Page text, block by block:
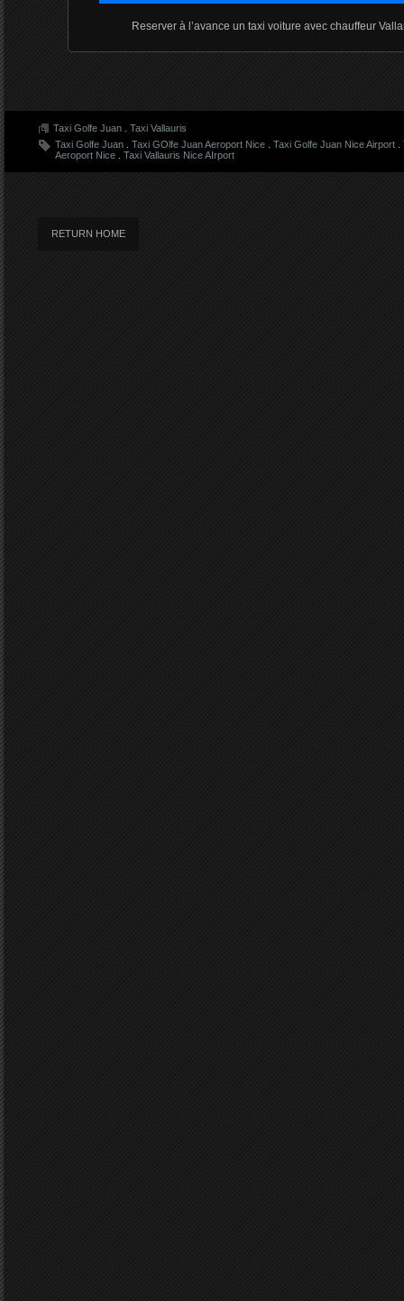
Reserver à l’avance un taxi voiture avec chauffeur
Taxi Golfe Juan . Taxi Vallauris
Taxi Golfe Juan . Taxi GOlfe Juan Aeroport Nice . Taxi Golfe Juan Nice Airport .
Aeroport Nice . Taxi Vallauris Nice AIrport
RETURN HOME